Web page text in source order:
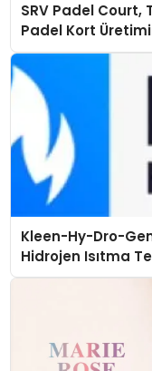
SRV Padel Court,
Padel Kort
Kleen-Hy-Dro-
Hidrojen Isıtma
Düzenleyici